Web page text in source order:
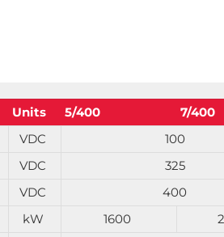
Units 5/400
7/400
VDC
100
VDC
325
VDC
400
kW 1600